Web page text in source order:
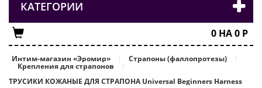
КАТЕГОРИИ
0 НА0 Р
Интим-магазин «Эромир» Страпоны (фаллопротезы)
Крепления для страпонов
ТРУСИКИ КОЖАНЫЕ ДЛЯ СТРАПОНА Universal Beginners Harness